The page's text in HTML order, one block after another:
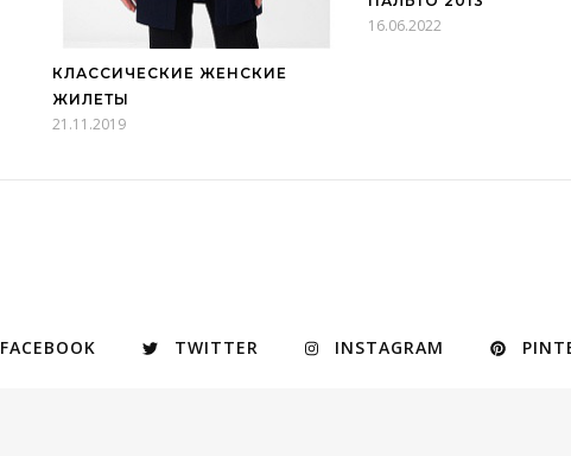
КЛАССИЧЕСКИЕ ЖЕНСКИЕ
ЖИЛЕТЫ
21.11.2019
16.06.2022
FACEBOOK TWITTER INSTAGRAM